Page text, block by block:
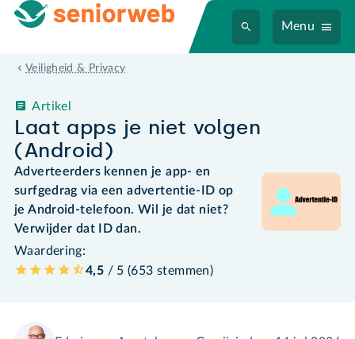
Menu
Veiligheid & Privacy
Laat apps je niet volgen
(Android)
Artikel
Adverteerders kennen je app- en
surfgedrag via een advertentie-ID op
je Android-telefoon. Wil je dat niet?
Verwijder dat ID dan.
Waardering:
4,5 / 5 (653 stemmen)